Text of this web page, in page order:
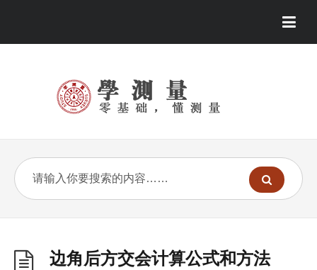
边角后方交会计算公式和方法